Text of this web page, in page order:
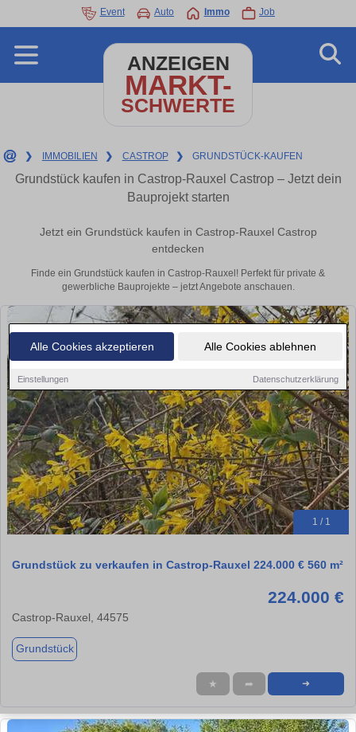
Alle Cookies akzeptieren Alle Cookies ablehnen
Einstellungen Datenschutzerklärung
Event Auto Immo Job
ANZEIGEN
MARKT-
SCHWERTE
❯ IMMOBILIEN ❯ CASTROP ❯ GRUNDSTÜCK-KAUFEN
Grundstück kaufen in Castrop-Rauxel Castrop – Jetzt dein
Bauprojekt starten
Jetzt ein Grundstück kaufen in Castrop-Rauxel Castrop
entdecken
Finde ein Grundstück kaufen in Castrop-Rauxel! Perfekt für private &
gewerbliche Bauprojekte – jetzt Angebote anschauen.
1 / 1
Grundstück zu verkaufen in Castrop-Rauxel 224.000 € 560 m²
224.000 €
Castrop-Rauxel, 44575
Grundstück
★ ➦ ➜